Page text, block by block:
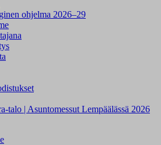
ohjelma 2026–29
talo | Asuntomessut Lempäälässä 2026